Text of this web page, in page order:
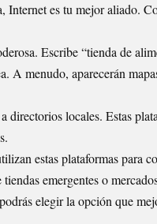
Internet es tu mejor aliado.
Escribe “tienda de
A menudo, aparecerán
locales. Estas
estas plataformas para
emergentes o
elegir la opción que